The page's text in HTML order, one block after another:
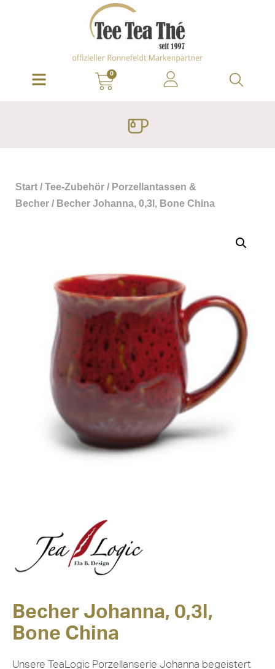
0
Start / Tee-Zubehör / Porzellantassen &
Becher / Becher Johanna, 0,3l, Bone China
Becher Johanna, 0,3l,
Bone China
Unsere TeaLogic Porzellanserie Johanna begeistert